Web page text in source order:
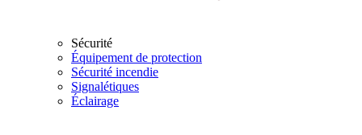
Sécurité
Équipement de protection
Sécurité incendie
Signalétiques
Éclairage